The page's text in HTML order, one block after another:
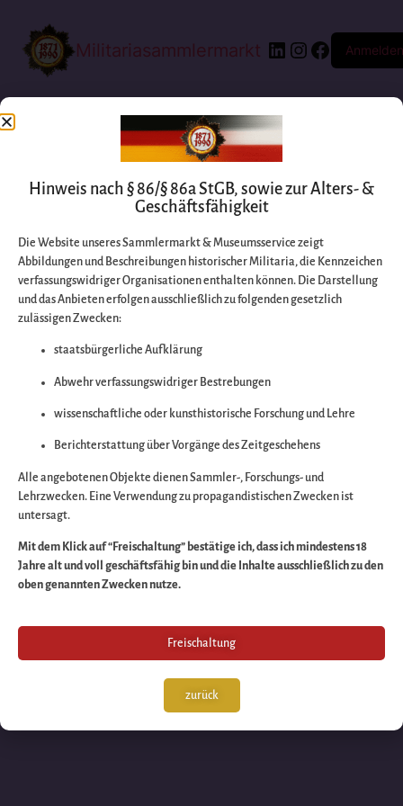
Militariasammlermarkt Anmelden
Entschuldigen Sie
bitte die
Wir arbeiten an
großartigen Sache
schauen Sie bald
wieder vorbei!
Hinweis nach § 86/§ 86a StGB, sowie zur Alters- &
Geschäftsfähigkeit
Die Website unseres Sammlermarkt & Museumsservice zeigt
Abbildungen und Beschreibungen historischer Militaria, die Kennzeichen
verfassungswidriger Organisationen enthalten können. Die Darstellung
und das Anbieten erfolgen ausschließlich zu folgenden gesetzlich
zulässigen Zwecken:
staatsbürgerliche Aufklärung
Abwehr verfassungswidriger Bestrebungen
wissenschaftliche oder kunsthistorische Forschung und Lehre
Berichterstattung über Vorgänge des Zeitgeschehens
Alle angebotenen Objekte dienen Sammler-, Forschungs- und
Lehrzwecken. Eine Verwendung zu propagandistischen Zwecken ist
untersagt.
Mit dem Klick auf “Freischaltung” bestätige ich, dass ich mindestens 18
Jahre alt und voll geschäftsfähig bin und die Inhalte ausschließlich zu den
oben genannten Zwecken nutze.
Freischaltung
zurück